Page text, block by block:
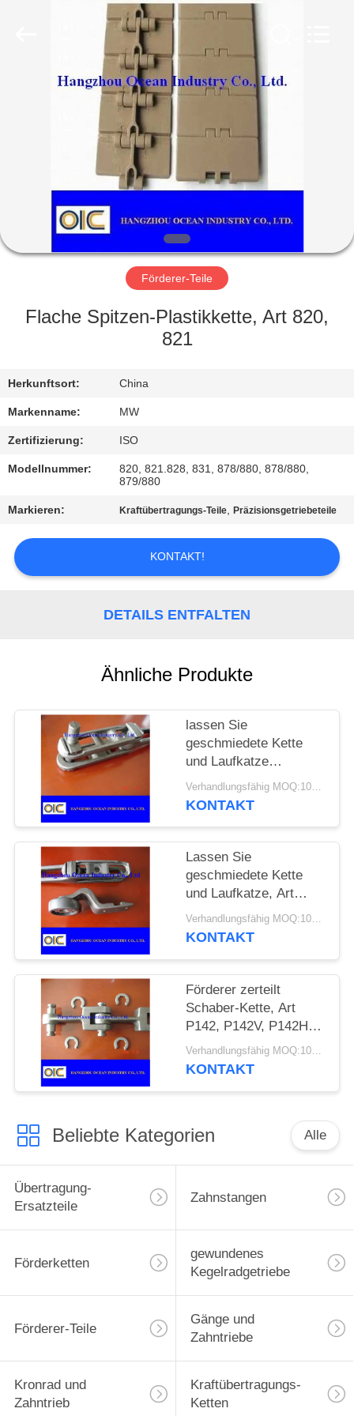
HAUS
PRODUKTE
FABRIK-
QUALITÄTSKONTROLLE
TRETEN
SIE
MIT
UNS
VERBINDUNG
FORDERN
PRIVACY
POLICY
Förderer-Teile
Flache Spitzen-Plastikkette, Art 820,
821
Herkunftsort: China
Markenname: MW
Zertifizierung: ISO
Modellnummer:
820, 821.828, 831, 878/880, 878/880,
879/880
Markieren: Kraftübertragungs-Teile,Präzisionsgetriebeteile
KONTAKT!
DETAILS ENTFALTEN
Ähnliche Produkte
lassen Sie
geschmiedete Kette
und Laufkatze
fallen
Verhandlungsfähig MOQ:100m
KONTAKT
Lassen Sie
geschmiedete Kette
und Laufkatze, Art
X348, X458, 468H
fallen
Verhandlungsfähig MOQ:100m
KONTAKT
Förderer zerteilt
Schaber-Kette, Art
P142, P142V, P142H,
Kette P200
Verhandlungsfähig MOQ:1000M
KONTAKT
Beliebte Kategorien Alle
Übertragung-
Ersatzteile
Zahnstangen
Förderketten
gewundenes
Kegelradgetriebe
Förderer-Teile
Gänge und
Zahntriebe
Kronrad und
Zahntrieb
Kraftübertragungs-
Ketten